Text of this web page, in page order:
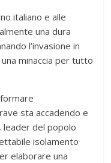
italiano e alle
una dura
l’invasione in
minaccia per tutto
sta accadendo e
leader del popolo
isolamento
elaborare una